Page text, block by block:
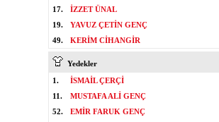
17.
İZZET ÜNAL
19.
YAVUZ ÇETİN GENÇ
49.
KERİM CİHANGİR
Yedekler
1.
İSMAİL ÇERÇİ
11.
MUSTAFA ALİ GENÇ
52.
EMİR FARUK GENÇ